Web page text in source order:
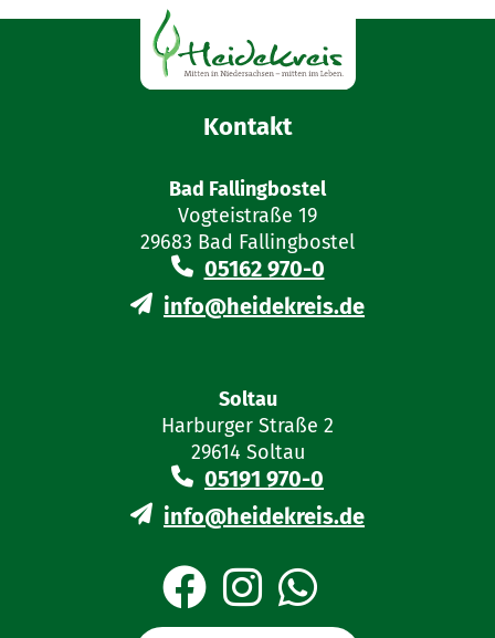
Kontakt
Bad Fallingbostel
Vogteistraße 19
29683 Bad Fallingbostel
05162 970-0
info@heidekreis.de
Soltau
Harburger Straße 2
29614 Soltau
05191 970-0
info@heidekreis.de